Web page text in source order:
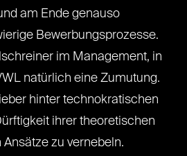
am Ende genauso
Bewerbungsprozesse.
im Management, in
natürlich eine Zumutung.
hinter technokratischen
ihrer theoretischen
zu vernebeln.